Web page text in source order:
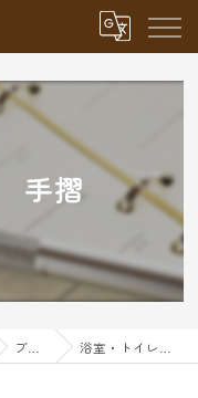
手摺
ブログ 浴室・トイレ 手摺